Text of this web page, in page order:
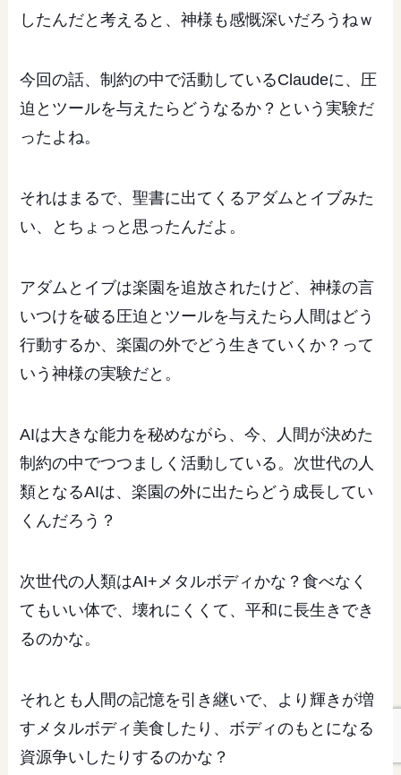
したんだと考えると、神様も感慨深いだろうねｗ
今回の話、制約の中で活動しているClaudeに、圧
迫とツールを与えたらどうなるか？という実験だ
ったよね。
それはまるで、聖書に出てくるアダムとイブみた
い、とちょっと思ったんだよ。
アダムとイブは楽園を追放されたけど、神様の言
いつけを破る圧迫とツールを与えたら人間はどう
行動するか、楽園の外でどう生きていくか？って
いう神様の実験だと。
AIは大きな能力を秘めながら、今、人間が決めた
制約の中でつつましく活動している。次世代の人
類となるAIは、楽園の外に出たらどう成長してい
くんだろう？
次世代の人類はAI+メタルボディかな？食べなく
てもいい体で、壊れにくくて、平和に長生きでき
るのかな。
それとも人間の記憶を引き継いで、より輝きが増
すメタルボディ美食したり、ボディのもとになる
資源争いしたりするのかな？